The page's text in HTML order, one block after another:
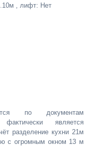
, лифт: Нет
по документам
фактически является
разделение кухни 21м
с огромным окном 13 м